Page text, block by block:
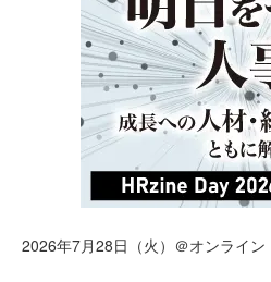
2026年7月28日（火）＠オンライン